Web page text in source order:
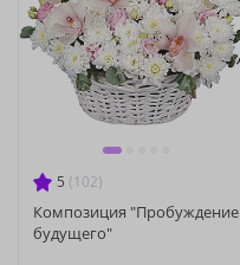
5 (102)
Композиция "Пробуждение
будущего"